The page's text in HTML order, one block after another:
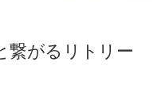
繋がるリトリー